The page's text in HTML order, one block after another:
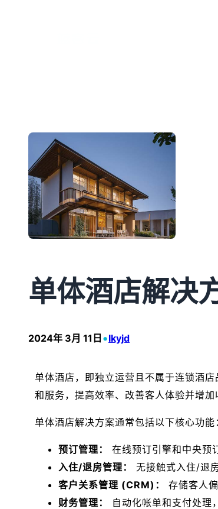
单体酒店解决
2024年 3月 11日 •lkyjd
单体酒店，即独立运营且不属于连锁酒
和服务，提高效率、改善客人体验并增加
单体酒店解决方案通常包括以下核心功能
预订管理：
在线预订引擎和中央预
入住/退房管理：
无接触式入住/退
客户关系管理 (CRM)：
存储客人
财务管理：
自动化帐单和支付处理